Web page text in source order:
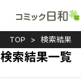
TOP 検索結果
検索結果一覧